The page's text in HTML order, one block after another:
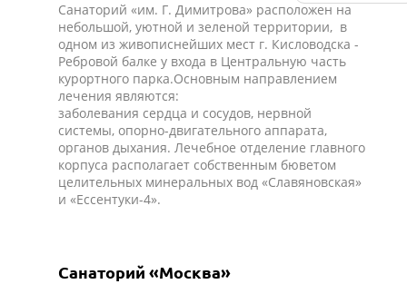
Санаторий «им. Г. Димитрова» расположен на
небольшой, уютной и зеленой территории, в
одном из живописнейших мест г. Кисловодска -
Ребровой балке у входа в Центральную часть
курортного парка.Основным направлением
лечения являются:
заболевания сердца и сосудов, нервной
системы, опорно-двигательного аппарата,
органов дыхания. Лечебное отделение главного
корпуса располагает собственным бюветом
целительных минеральных вод «Славяновская»
и «Ессентуки-4».
Санаторий «Москва»